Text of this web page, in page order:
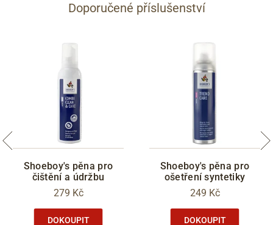
Doporučené příslušenství
Shoeboy's pěna pro
čištění a údržbu
279 Kč
DOKOUPIT
Shoeboy's pěna pro
ošetření syntetiky
249 Kč
DOKOUPIT